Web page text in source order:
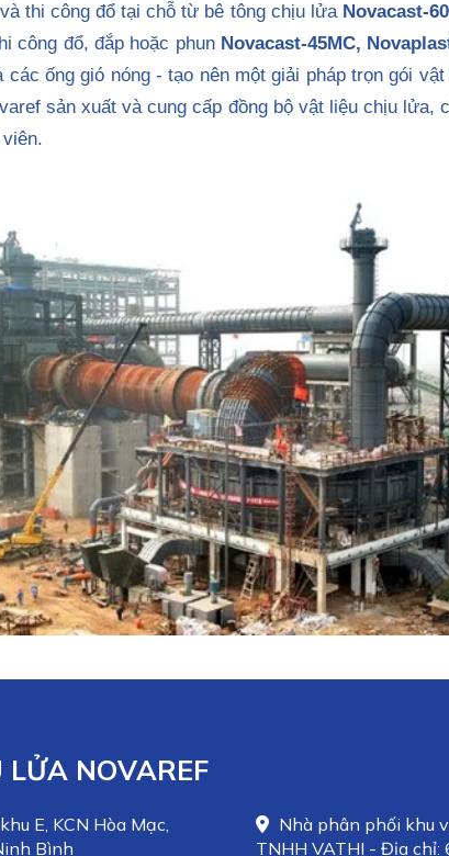
thi công đổ tại chỗ từ bê tông chịu lửa Novacast-
công đổ, đắp hoặc phun Novacast-45MC,
ống gió nóng - tạo nên một giải pháp trọn gói
sản xuất và cung cấp đồng bộ vật liệu chịu lửa,
LỬA NOVAREF
E, KCN Hòa Mạc,
Bình
Nhà phân phối khu
TNHH VATHI - Địa chỉ: